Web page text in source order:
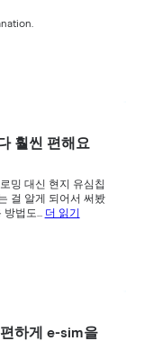
훨씬 편해요
밍 대신 현지 유심칩
걸 알게 되어서 써봤
방법도... 더 읽기
하게 e-sim을